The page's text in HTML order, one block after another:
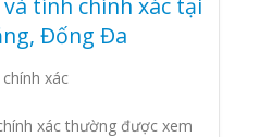
tính chính xác tại
Đống Đa
xác
xác thường được xem